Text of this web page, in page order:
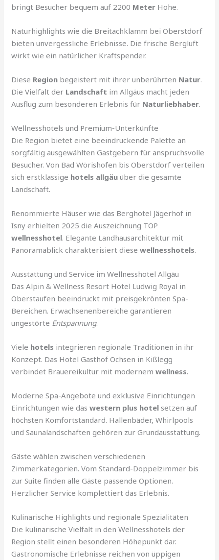
bringt Besucher bequem auf 2200 Meter Höhe.
Naturhighlights wie die Breitachklamm bei Oberstdorf
bieten unvergessliche Erlebnisse. Die frische Bergluft
wirkt wie ein natürlicher Kraftspender.
Diese Region begeistert mit ihrer unberührten Natur.
Die Vielfalt der Landschaft im Allgäus macht jeden
Ausflug zum besonderen Erlebnis für Naturliebhaber.
Wellnesshotels und Premium-Unterkünfte
Die Region bietet eine beeindruckende Palette an
sorgfältig ausgewählten Gastgebern für anspruchsvolle
Besucher. Von Bad Wörishofen bis Oberstdorf verteilen
sich erstklassige hotels allgäu über die gesamte
Landschaft.
Renommierte Häuser wie das Berghotel Jägerhof in
Isny erhielten 2025 die Auszeichnung TOP
wellnesshotel. Elegante Landhausarchitektur mit
Panoramablick charakterisiert diesewellnesshotels.
Ausstattung und Service im Wellnesshotel Allgäu
Das Alpin & Wellness Resort Hotel Ludwig Royal in
Oberstaufen beeindruckt mit preisgekrönten Spa-
Bereichen. Erwachsenenbereiche garantieren
ungestörte Entspannung.
Viele hotels integrieren regionale Traditionen in ihr
Konzept. Das Hotel Gasthof Ochsen in Kißlegg
verbindet Brauereikultur mit modernemwellness.
Moderne Spa-Angebote und exklusive Einrichtungen
Einrichtungen wie daswestern plus hotel setzen auf
höchsten Komfortstandard. Hallenbäder, Whirlpools
und Saunalandschaften gehören zur Grundausstattung.
Gäste wählen zwischen verschiedenen
Zimmerkategorien. Vom Standard-Doppelzimmer bis
zur Suite finden alle Gäste passende Optionen.
Herzlicher Service komplettiert das Erlebnis.
Kulinarische Highlights und regionale Spezialitäten
Die kulinarische Vielfalt in den Wellnesshotels der
Region stellt einen besonderen Höhepunkt dar.
Gastronomische Erlebnisse reichen von üppigen